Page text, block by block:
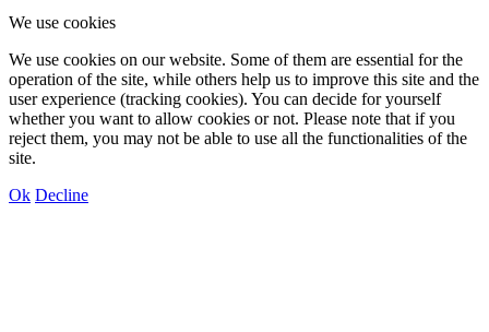
We use cookies
We use cookies on our website. Some of them are essential for the
operation of the site, while others help us to improve this site and the
user experience (tracking cookies). You can decide for yourself
whether you want to allow cookies or not. Please note that if you
reject them, you may not be able to use all the functionalities of the
site.
Ok Decline